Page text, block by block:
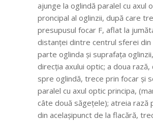
ajunge la oglindă paralel cu axul
proncipal al oglinzii, după care
presupusul focar F, aflat la
distanței dintre centrul sferei din
parte oglinda și suprafața
direcția axului optic; a doua rază,
spre oglindă, trece prin focar și
paralel cu axul optic principa,
câte două săgețele); atreia rază
din acelașipunct de la flacără,